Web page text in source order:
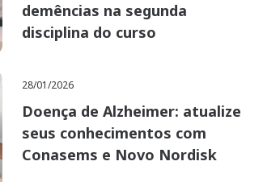
demências na segunda
disciplina do curso
28/01/2026
Doença de Alzheimer: atualize
seus conhecimentos com
Conasems e Novo Nordisk